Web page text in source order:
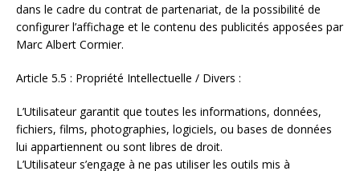
dans le cadre du contrat de partenariat, de la possibilité de
configurer l’affichage et le contenu des publicités apposées par
Marc Albert Cormier.
Article 5.5 : Propriété Intellectuelle / Divers :
L’Utilisateur garantit que toutes les informations, données,
fichiers, films, photographies, logiciels, ou bases de données
lui appartiennent ou sont libres de droit.
L’Utilisateur s’engage à ne pas utiliser les outils mis à